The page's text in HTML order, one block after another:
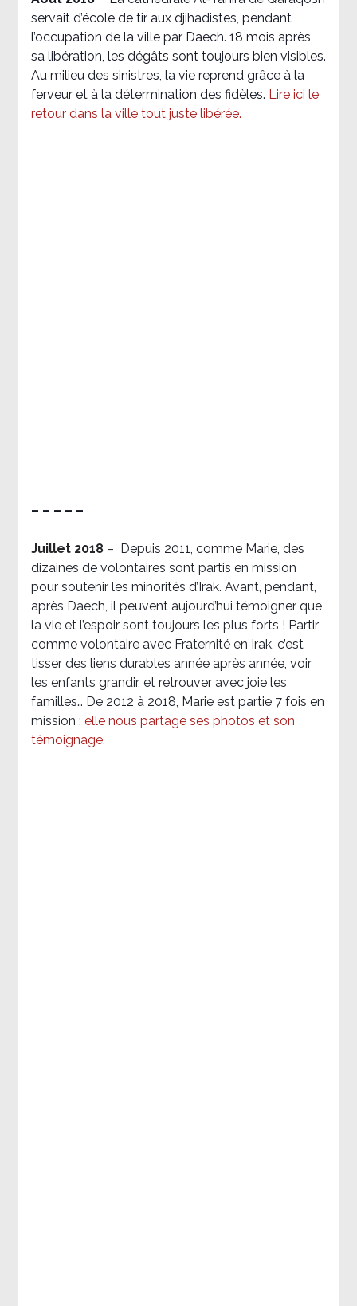
servait d’école de tir aux djihadistes, pendant
l’occupation de la ville par Daech. 18 mois après
sa libération, les dégâts sont toujours bien visibles.
Au milieu des sinistres, la vie reprend grâce à la
ferveur et à la détermination des fidèles. Lire ici le
retour dans la ville tout juste libérée.
– – – – –
Juillet 2018 –
Depuis 2011, comme Marie, des
dizaines de volontaires sont partis en mission
pour soutenir les minorités d’Irak. Avant, pendant,
après Daech, il peuvent aujourd’hui témoigner que
la vie et l’espoir sont toujours les plus forts ! Partir
comme volontaire avec Fraternité en Irak, c’est
tisser des liens durables année après année, voir
les enfants grandir, et retrouver avec joie les
familles… De 2012 à 2018, Marie est partie 7 fois en
mission : elle nous partage ses photos et son
témoignage.